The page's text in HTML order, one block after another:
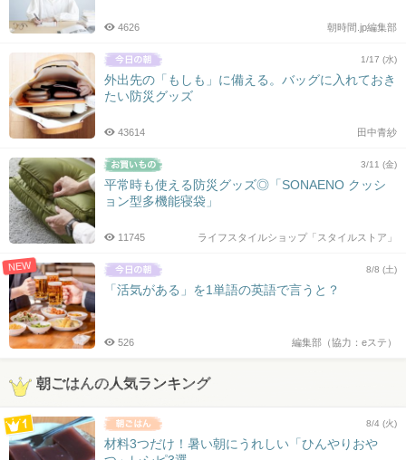
朝時間.jp編集部
4626
1/17 (水)
外出先の「もしも」に備える。バッグに入れておき
たい防災グッズ
田中青紗
43614
3/11 (金)
平常時も使える防災グッズ◎「SONAENO クッシ
ョン型多機能寝袋」
ライフスタイルショップ「スタイルストア」
11745
NEW 8/8 (土)
「活気がある」を1単語の英語で言うと？
編集部（協力：eステ）
526
朝ごはんの人気ランキング
8/4 (火)
材料3つだけ！暑い朝にうれしい「ひんやりおや